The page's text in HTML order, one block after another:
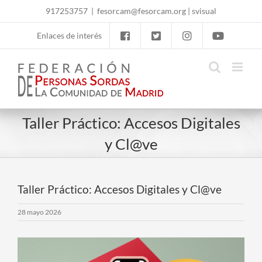
to
917253757 | fesorcam@fesorcam.org | svisual
Enlaces de interés
Taller Práctico: Accesos Digitales
y Cl@ve
Taller Práctico: Accesos Digitales y Cl@ve
28 mayo 2026